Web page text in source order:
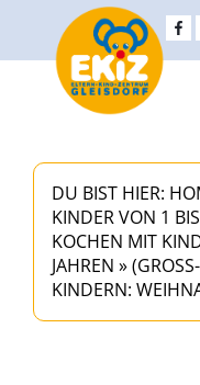
DU BIST HIER:
KINDER VON 1
OCHEN MIT
AHREN
»
INDERN: